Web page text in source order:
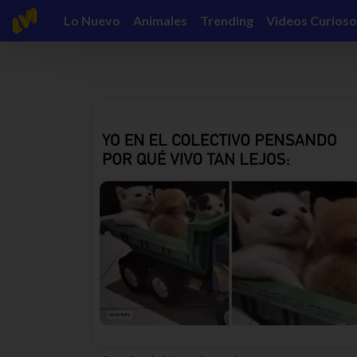
Lo Nuevo Animales Trending Videos